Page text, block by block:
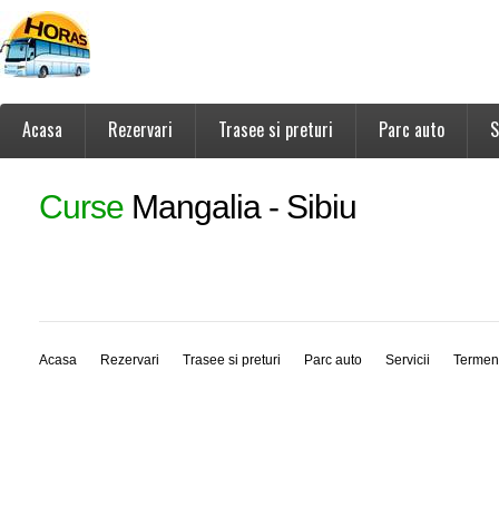
Acasa Rezervari Trasee si preturi Parc auto
Curse Mangalia - Sibiu
Acasa Rezervari Trasee si preturi Parc auto Servicii